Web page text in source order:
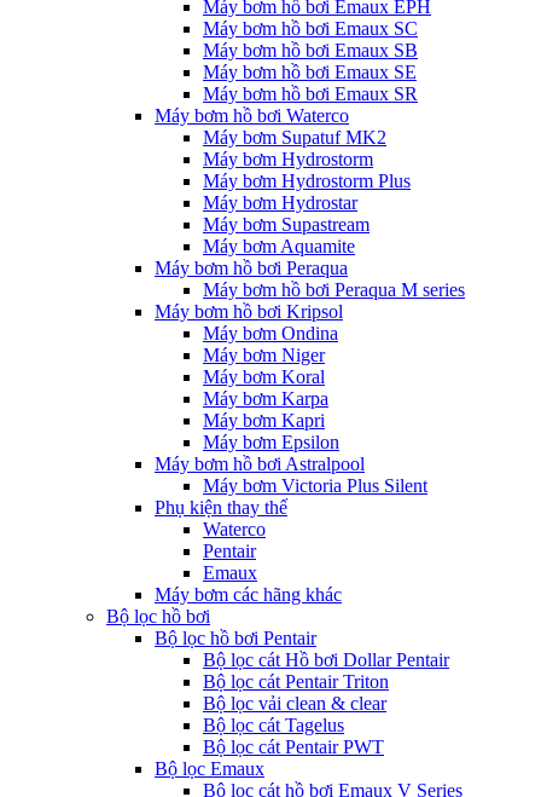
Máy bơm hồ bơi Emaux EPH
Máy bơm hồ bơi Emaux SC
Máy bơm hồ bơi Emaux SB
Máy bơm hồ bơi Emaux SE
Máy bơm hồ bơi Emaux SR
Máy bơm hồ bơi Waterco
Máy bơm Supatuf MK2
Máy bơm Hydrostorm
Máy bơm Hydrostorm Plus
Máy bơm Hydrostar
Máy bơm Supastream
Máy bơm Aquamite
Máy bơm hồ bơi Peraqua
Máy bơm hồ bơi Peraqua M series
Máy bơm hồ bơi Kripsol
Máy bơm Ondina
Máy bơm Niger
Máy bơm Koral
Máy bơm Karpa
Máy bơm Kapri
Máy bơm Epsilon
Máy bơm hồ bơi Astralpool
Máy bơm Victoria Plus Silent
Phụ kiện thay thế
Waterco
Pentair
Emaux
Máy bơm các hãng khác
Bộ lọc hồ bơi
Bộ lọc hồ bơi Pentair
Bộ lọc cát Hồ bơi Dollar Pentair
Bộ lọc cát Pentair Triton
Bộ lọc vải clean & clear
Bộ lọc cát Tagelus
Bộ lọc cát Pentair PWT
Bộ lọc Emaux
Bộ lọc cát hồ bơi Emaux V Series